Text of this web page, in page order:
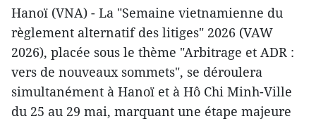
Hanoï (VNA) - La "Semaine vietnamienne du
règlement alternatif des litiges" 2026 (VAW
2026), placée sous le thème "Arbitrage et ADR :
vers de nouveaux sommets", se déroulera
simultanément à Hanoï et à Hô Chi Minh-Ville
du 25 au 29 mai, marquant une étape majeure